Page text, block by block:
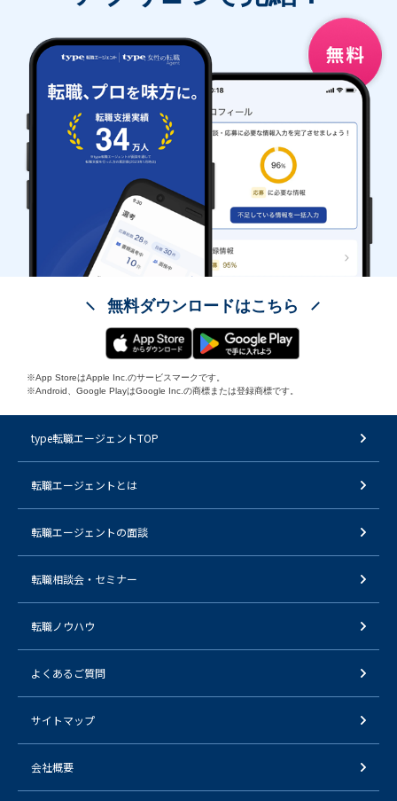
無料ダウンロードはこちら
※App StoreはApple Inc.のサービスマークです。
※Android、Google PlayはGoogle Inc.の商標または登録商標です。
type転職エージェントTOP
転職エージェントとは
転職エージェントの面談
転職相談会・セミナー
転職ノウハウ
よくあるご質問
サイトマップ
会社概要